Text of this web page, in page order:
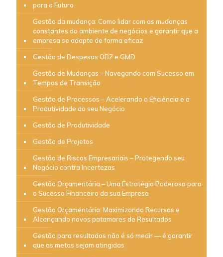
para o Futuro
Gestão da mudança: Como lidar com as mudanças
constantes do ambiente de negócios e garantir que a
empresa se adapte de forma eficaz
Gestão de Despesas OBZ e GMD
Gestão de Mudanças – Navegando com Sucesso em
Tempos de Transição
Gestão de Processos – Acelerando a Eficiência e a
Produtividade do seu Negócio
Gestão de Produtividade
Gestão de Projetos
Gestão de Riscos Empresariais – Protegendo seu
Negócio contra Incertezas
Gestão Orçamentária – Uma Estratégia Poderosa para
o Sucesso Financeiro da sua Empresa
Gestão Orçamentária: Maximizando Recursos e
Alcançando novos patamares de Resultados
Gestão para resultados não é só medir — é garantir
que as metas sejam atingidas